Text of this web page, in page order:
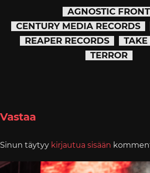
AGNOSTIC FRONT
CENTURY MEDIA RECORDS
REAPER RECORDS
TAKE
TERROR
Vastaa
Sinun täytyy kirjautua sisään